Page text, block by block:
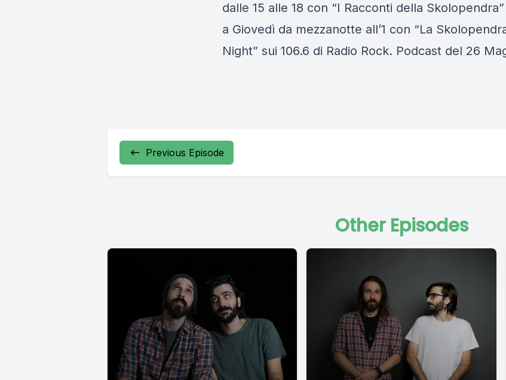
dalle 15 alle 18 con “I Racconti della
a Giovedì da mezzanotte all’1 con “La
Night” sui 106.6 di Radio Rock. Podcast del 26
Previous Episode
Other Episodes